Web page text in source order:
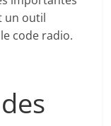
un outil
code radio.